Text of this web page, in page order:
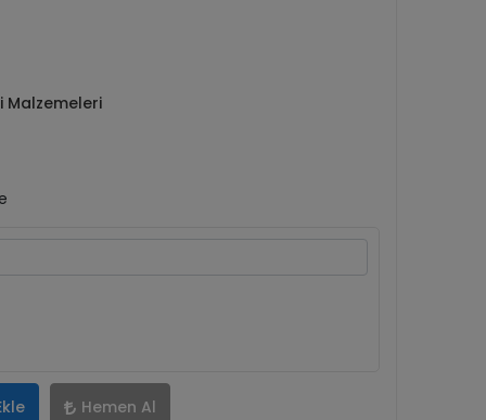
Malzemeleri
Hemen Al